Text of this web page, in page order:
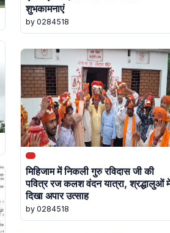
शुभकामनाएं
by 0284518
मिहिजाम में निकली गुरु रविदास जी की
पवित्र रज कलश वंदन यात्रा, श्रद्धालुओं
दिखा अपार उत्साह
by 0284518